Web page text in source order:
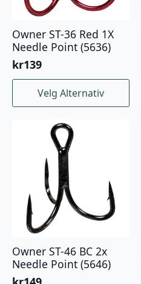
Owner ST-36 Red 1X
Needle Point (5636)
kr139
Velg Alternativ
Dette
produktet
varianter.
Alternativene
produktsiden
Owner ST-46 BC 2x
Needle Point (5646)